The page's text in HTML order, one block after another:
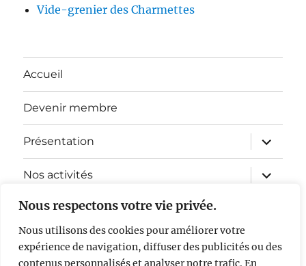
Nous respectons votre vie privée.
Nous utilisons des cookies pour améliorer votre
expérience de navigation, diffuser des publicités ou des
contenus personnalisés et analyser notre trafic. En
Vide-grenier des Charmettes
Accueil
Devenir membre
Présentation
ouvrir
le
sous-
menu
Nos activités
ouvrir
le
Découvrir Le Vésinet…
La Défense du Site
le
sous-